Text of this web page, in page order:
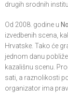
drugih srodnih
Od 2008. godine u
izvedbenih scena,
Hrvatske. Tako će
jednom danu
kazališnu scenu.
sati, a raznolikosti
organizator ima